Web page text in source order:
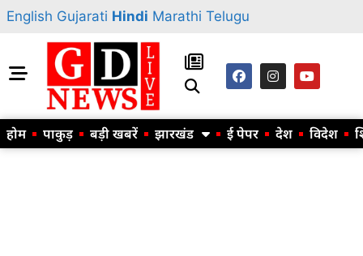
English Gujarati Hindi Marathi Telugu
होम पाकुड़ बड़ी खबरें झारखंड ई पेपर देश विदेश